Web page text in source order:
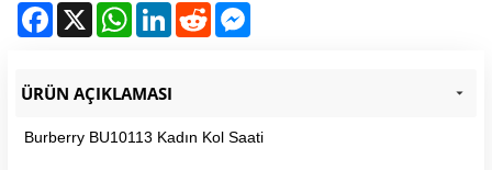
Facebook
X WhatsAppLinkedInReddit
ÜRÜN AÇIKLAMASI
Burberry BU10113 Kadın Kol Saati